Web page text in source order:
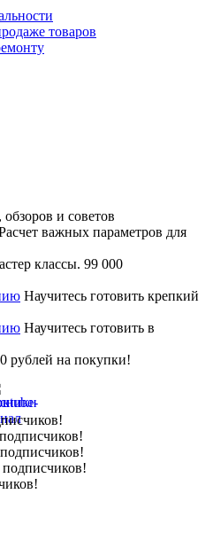
товаров
и советов
важных параметров для
классы. 99 000
Научитесь готовить крепкий
Научитесь готовить в
рублей на покупки!